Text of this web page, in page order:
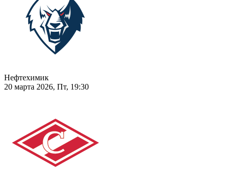
Нефтехимик
20 марта 2026, Пт, 19:30